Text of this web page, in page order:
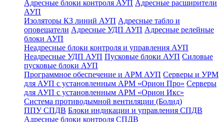
Адресные блоки контроля АУП Адресные расширители
АУП
Изоляторы КЗ линий АУП Адресные табло и
оповещатели Адресные УДП АУП Адресные релейные
блоки АУП
Неадресные блоки контроля и управления АУП
Неадресные УДП АУП Пусковые блоки АУП Силовые
пусковые блоки АУП
Программное обеспечение и АРМ АУП Серверы и УРМ
для АУП с установленным АРМ «Орион Про» Серверы
для АУП с установленным АРМ «Орион Икс»
Система противодымной вентиляции (Болид)
ППУ СПДВ Блоки индикации и управления СПДВ
Адресные блоки контроля СПДВ